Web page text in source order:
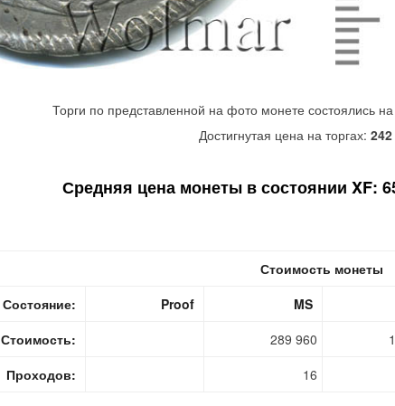
Торги по представленной на фото монете состоялись
Достигнутая цена на торгах: 242
Средняя цена монеты в состоянии XF:
Стоимость монеты
Состояние:
Proof MS
Стоимость:
289 960
Проходов:
16